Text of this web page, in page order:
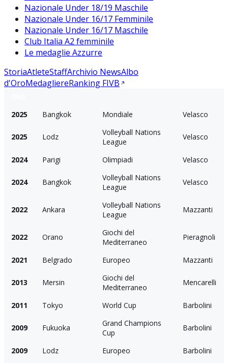
Nazionale Under 18/19 Maschile
Nazionale Under 16/17 Femminile
Nazionale Under 16/17 Maschile
Club Italia A2 femminile
Le medaglie Azzurre
StoriaAtleteStaffArchivio NewsAlbo
d'OroMedagliereRanking FIVB
2025 Bangkok Mondiale Velasco
2025 Lodz
Volleyball Nations
League
Velasco
2024 Parigi Olimpiadi Velasco
2024 Bangkok
Volleyball Nations
League
Velasco
2022 Ankara
Volleyball Nations
League
Mazzanti
2022 Orano
Giochi del
Mediterraneo
Pieragnoli
2021 Belgrado Europeo Mazzanti
2013 Mersin
Giochi del
Mediterraneo
Mencarelli
2011 Tokyo World Cup Barbolini
2009 Fukuoka
Grand Champions
Cup
Barbolini
2009 Lodz Europeo
Barbolini